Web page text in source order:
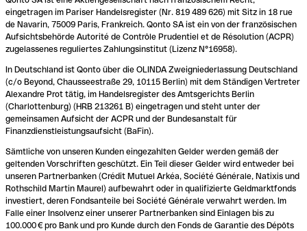
eingetragen im Pariser Handelsregister (Nr. 819 489 626) mit Sitz in 18 rue
de Navarin, 75009 Paris, Frankreich. Qonto SA ist ein von der französischen
Aufsichtsbehörde Autorité de Contrôle Prudentiel et de Résolution (ACPR)
zugelassenes reguliertes Zahlungsinstitut (Lizenz N°16958).
In Deutschland ist Qonto über die OLINDA Zweigniederlassung Deutschland
(c/o Beyond, Chausseestraße 29, 10115 Berlin) mit dem Ständigen Vertreter
Alexandre Prot tätig, im Handelsregister des Amtsgerichts Berlin
(Charlottenburg) (HRB 213261 B) eingetragen und steht unter der
gemeinsamen Aufsicht der ACPR und der Bundesanstalt für
Finanzdienstleistungsaufsicht (BaFin).
Sämtliche von unseren Kunden eingezahlten Gelder werden gemäß der
geltenden Vorschriften geschützt. Ein Teil dieser Gelder wird entweder bei
unseren Partnerbanken (Crédit Mutuel Arkéa, Société Générale, Natixis und
Rothschild Martin Maurel) aufbewahrt oder in qualifizierte Geldmarktfonds
investiert, deren Fondsanteile bei Société Générale verwahrt werden. Im
Falle einer Insolvenz einer unserer Partnerbanken sind Einlagen bis zu
100.000 € pro Bank und pro Kunde durch den Fonds de Garantie des Dépôts